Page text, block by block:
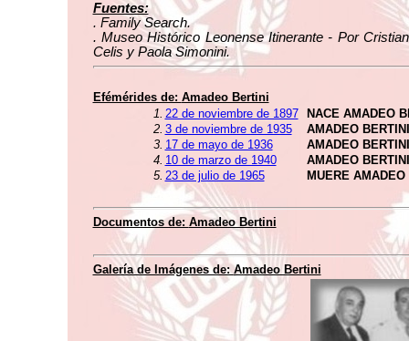
Fuentes:
. Family Search.
. Museo Histórico Leonense Itinerante - Por
Celis y Paola Simonini.
Efémérides de: Amadeo Bertini
1. 22 de noviembre de 1897
NACE AMADEO
2. 3 de noviembre de 1935
AMADEO
3. 17 de mayo de 1936
AMADEO
4. 10 de marzo de 1940
AMADEO
5. 23 de julio de 1965 MUERE
Documentos de: Amadeo Bertini
Galería de Imágenes de: Amadeo Bertini